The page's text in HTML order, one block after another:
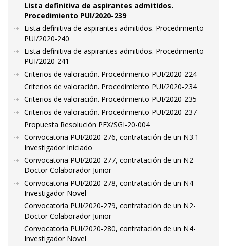
Lista definitiva de aspirantes admitidos.
Procedimiento PUI/2020-239
Lista definitiva de aspirantes admitidos. Procedimiento
PUI/2020-240
Lista definitiva de aspirantes admitidos. Procedimiento
PUI/2020-241
Criterios de valoración. Procedimiento PUI/2020-224
Criterios de valoración. Procedimiento PUI/2020-234
Criterios de valoración. Procedimiento PUI/2020-235
Criterios de valoración. Procedimiento PUI/2020-237
Propuesta Resolución PEX/SGI-20-004
Convocatoria PUI/2020-276, contratación de un N3.1-
Investigador Iniciado
Convocatoria PUI/2020-277, contratación de un N2-
Doctor Colaborador Junior
Convocatoria PUI/2020-278, contratación de un N4-
Investigador Novel
Convocatoria PUI/2020-279, contratación de un N2-
Doctor Colaborador Junior
Convocatoria PUI/2020-280, contratación de un N4-
Investigador Novel